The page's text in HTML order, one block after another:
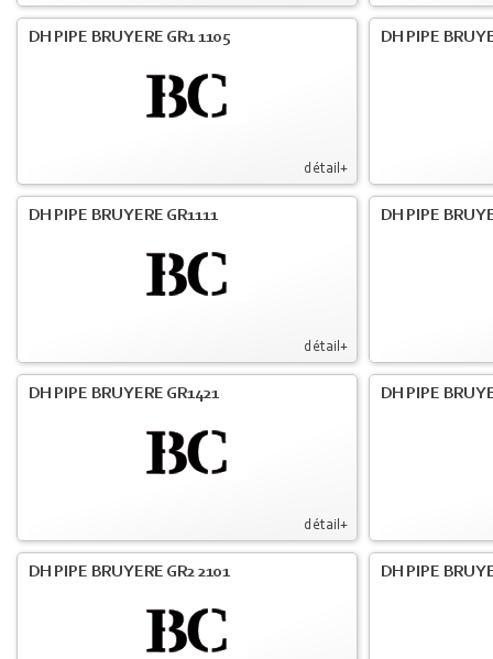
détail+
DH PIPE BRUYERE GR1 1105 DH PIPE
détail+
DH PIPE BRUYERE GR1111 DH PIPE
détail+
DH PIPE BRUYERE GR1421 DH PIPE
DH PIPE BRUYERE GR2 2101 DH PIPE